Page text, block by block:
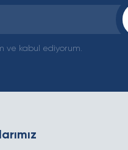
ve kabul ediyorum.